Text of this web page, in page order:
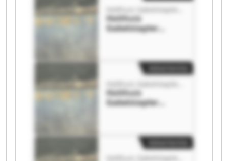
Holthuis
Gabelstapler
Vertrieb GmbH
Gabelstapler
Vertrieb GmbH
Holthuis
Gabelstapler
Vertrieb GmbH
Gabelstapler
Vertrieb GmbH